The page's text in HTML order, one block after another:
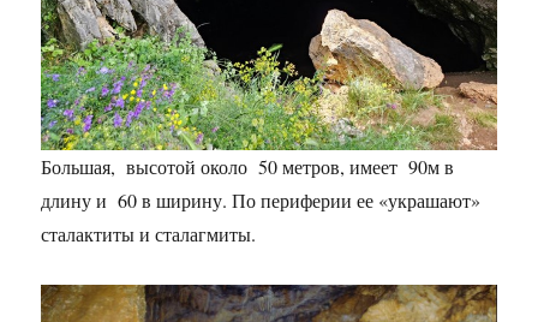
Большая, высотой около 50 метров, имеет 90м в
длину и 60 в ширину. По периферии ее «украшают»
сталактиты и сталагмиты.